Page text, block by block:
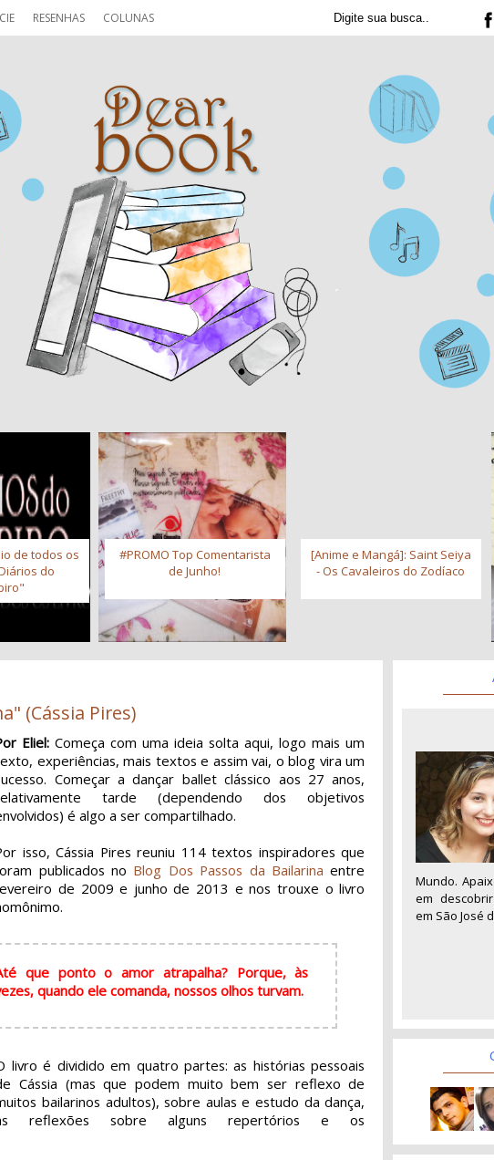
RESENHAS COLUNAS
de todos os
do
#PROMO Top Comentarista
de Junho!
[Anime e Mangá]: Saint Seiya
- Os Cavaleiros do Zodíaco
(Cássia Pires)
Eliel: Começa com uma ideia solta aqui, logo mais um
experiências, mais textos e assim vai, o blog vira um
Começar a dançar ballet clássico aos 27 anos,
tarde (dependendo dos objetivos
é algo a ser compartilhado.
isso, Cássia Pires reuniu 114 textos inspiradores que
publicados no Blog Dos Passos da Bailarina entre
de 2009 e junho de 2013 e nos trouxe o livro
que ponto o amor atrapalha? Porque, às
quando ele comanda, nossos olhos turvam.
livro é dividido em quatro partes: as histórias pessoais
Cássia (mas que podem muito bem ser reflexo de
bailarinos adultos), sobre aulas e estudo da dança,
reflexões sobre alguns repertórios e os
Mundo.
em
em São José